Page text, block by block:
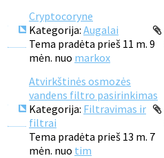
Cryptocoryne
Kategorija: Augalai
Tema pradėta prieš 11 m. 9
mėn. nuo markox
Atvirkštinės osmozės
vandens filtro pasirinkimas
Kategorija: Filtravimas ir
filtrai
Tema pradėta prieš 13 m. 7
mėn. nuo tim